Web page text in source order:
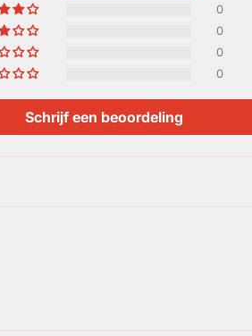
0
0
0
0
Schrijf een beoordeling